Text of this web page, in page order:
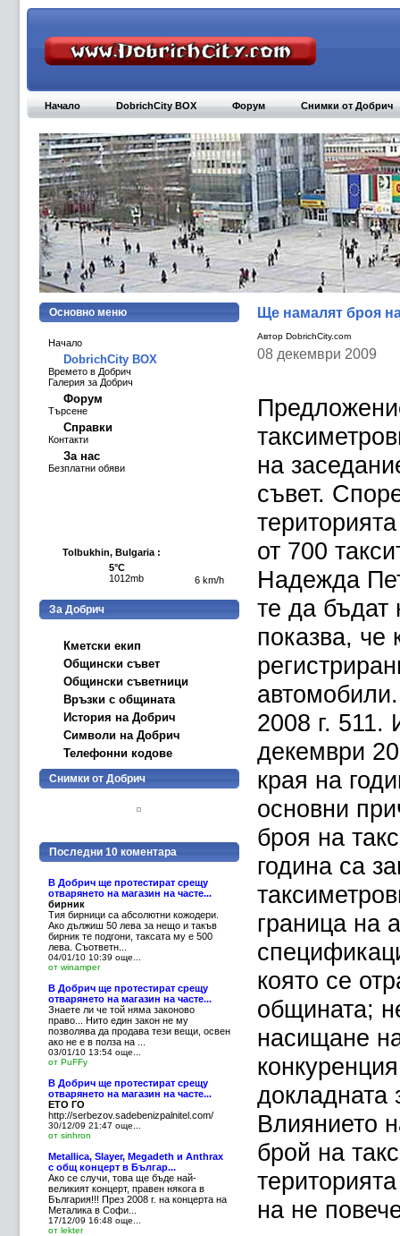
Начало DobrichCity BOX Форум Снимки от Добрич
Основно меню
Начало
DobrichCity BOX
Времето в Добрич
Галерия за Добрич
Форум
Търсене
Справки
Контакти
За нас
Безплатни обяви
Tolbukhin, Bulgaria :
5°C
1012mb
6 km/h
За Добрич
Кметски екип
Общински съвет
Общински съветници
Връзки с общината
История на Добрич
Символи на Добрич
Телефонни кодове
Снимки от Добрич
Последни 10 коментара
В Добрич ще протестират срещу
отварянето на магазин на часте...
бирник
Тия бирници са абсолютни кожодери.
Ако дължиш 50 лева за нещо и такъв
бирник те подгони, таксата му е 500
лева. Съответн...
04/01/10 10:39 още...
от winamper
В Добрич ще протестират срещу
отварянето на магазин на часте...
Знаете ли че той няма законово
право... Нито един закон не му
позволява да продава тези вещи, освен
ако не е в полза на ...
03/01/10 13:54 още...
от PuFFy
В Добрич ще протестират срещу
отварянето на магазин на часте...
ЕТО ГО
http://serbezov.sadebenizpalnitel.com/
30/12/09 21:47 още...
от sinhron
Metallica, Slayer, Megadeth и Anthrax
с общ концерт в Българ...
Ако се случи, това ще бъде най-
великият концерт, правен някога в
България!!! През 2008 г. на концерта на
Металика в Софи...
17/12/09 16:48 още...
от lekter
Ще намалят броя
Автор DobrichCity.com
08 декември 2009
на
съвет.
от 700
Надежда
те да бъдат
показва,
2008 г. 511.
декември
края на
основни
броя на
година са
граница на
която се
общината;
насищане
докладната
Влиянието
брой на
на не